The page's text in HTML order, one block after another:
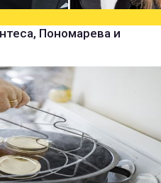
Пономарева и